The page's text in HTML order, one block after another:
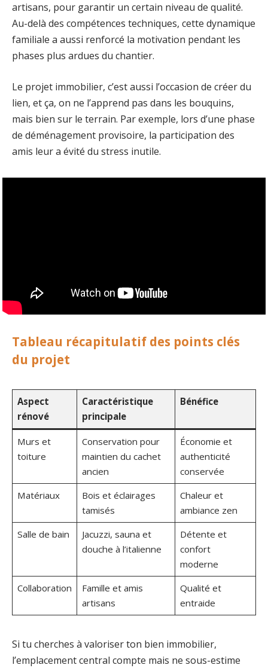
artisans, pour garantir un certain niveau de qualité.
Au-delà des compétences techniques, cette dynamique
familiale a aussi renforcé la motivation pendant les
phases plus ardues du chantier.
Le projet immobilier, c’est aussi l’occasion de créer du
lien, et ça, on ne l’apprend pas dans les bouquins,
mais bien sur le terrain. Par exemple, lors d’une phase
de déménagement provisoire, la participation des
amis leur a évité du stress inutile.
Tableau récapitulatif des points clés
du projet
Aspect
rénové
Caractéristique
principale
Bénéfice
Murs et
toiture
Conservation pour
maintien du cachet
ancien
Économie et
authenticité
conservée
Matériaux
Bois et éclairages
tamisés
Chaleur et
ambiance zen
Salle de bain
Jacuzzi, sauna et
douche à l’italienne
Détente et
confort
moderne
Collaboration
Famille et amis
artisans
Qualité et
entraide
Si tu cherches à valoriser ton bien immobilier,
l’emplacement central compte mais ne sous-estime